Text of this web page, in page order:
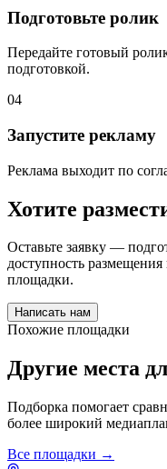
Подготовьте ролик
Передайте готовый
подготовкой.
04
Запустите рекламу
Реклама выходит по
Хотите
Оставьте заявку —
доступность
площадки.
Написать нам
Похожие площадки
Другие места
Подборка помогает
более широкий
Все площадки →